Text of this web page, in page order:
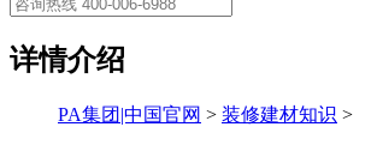
详情介绍
PA集团|中国官网 > 装修建材知识 >